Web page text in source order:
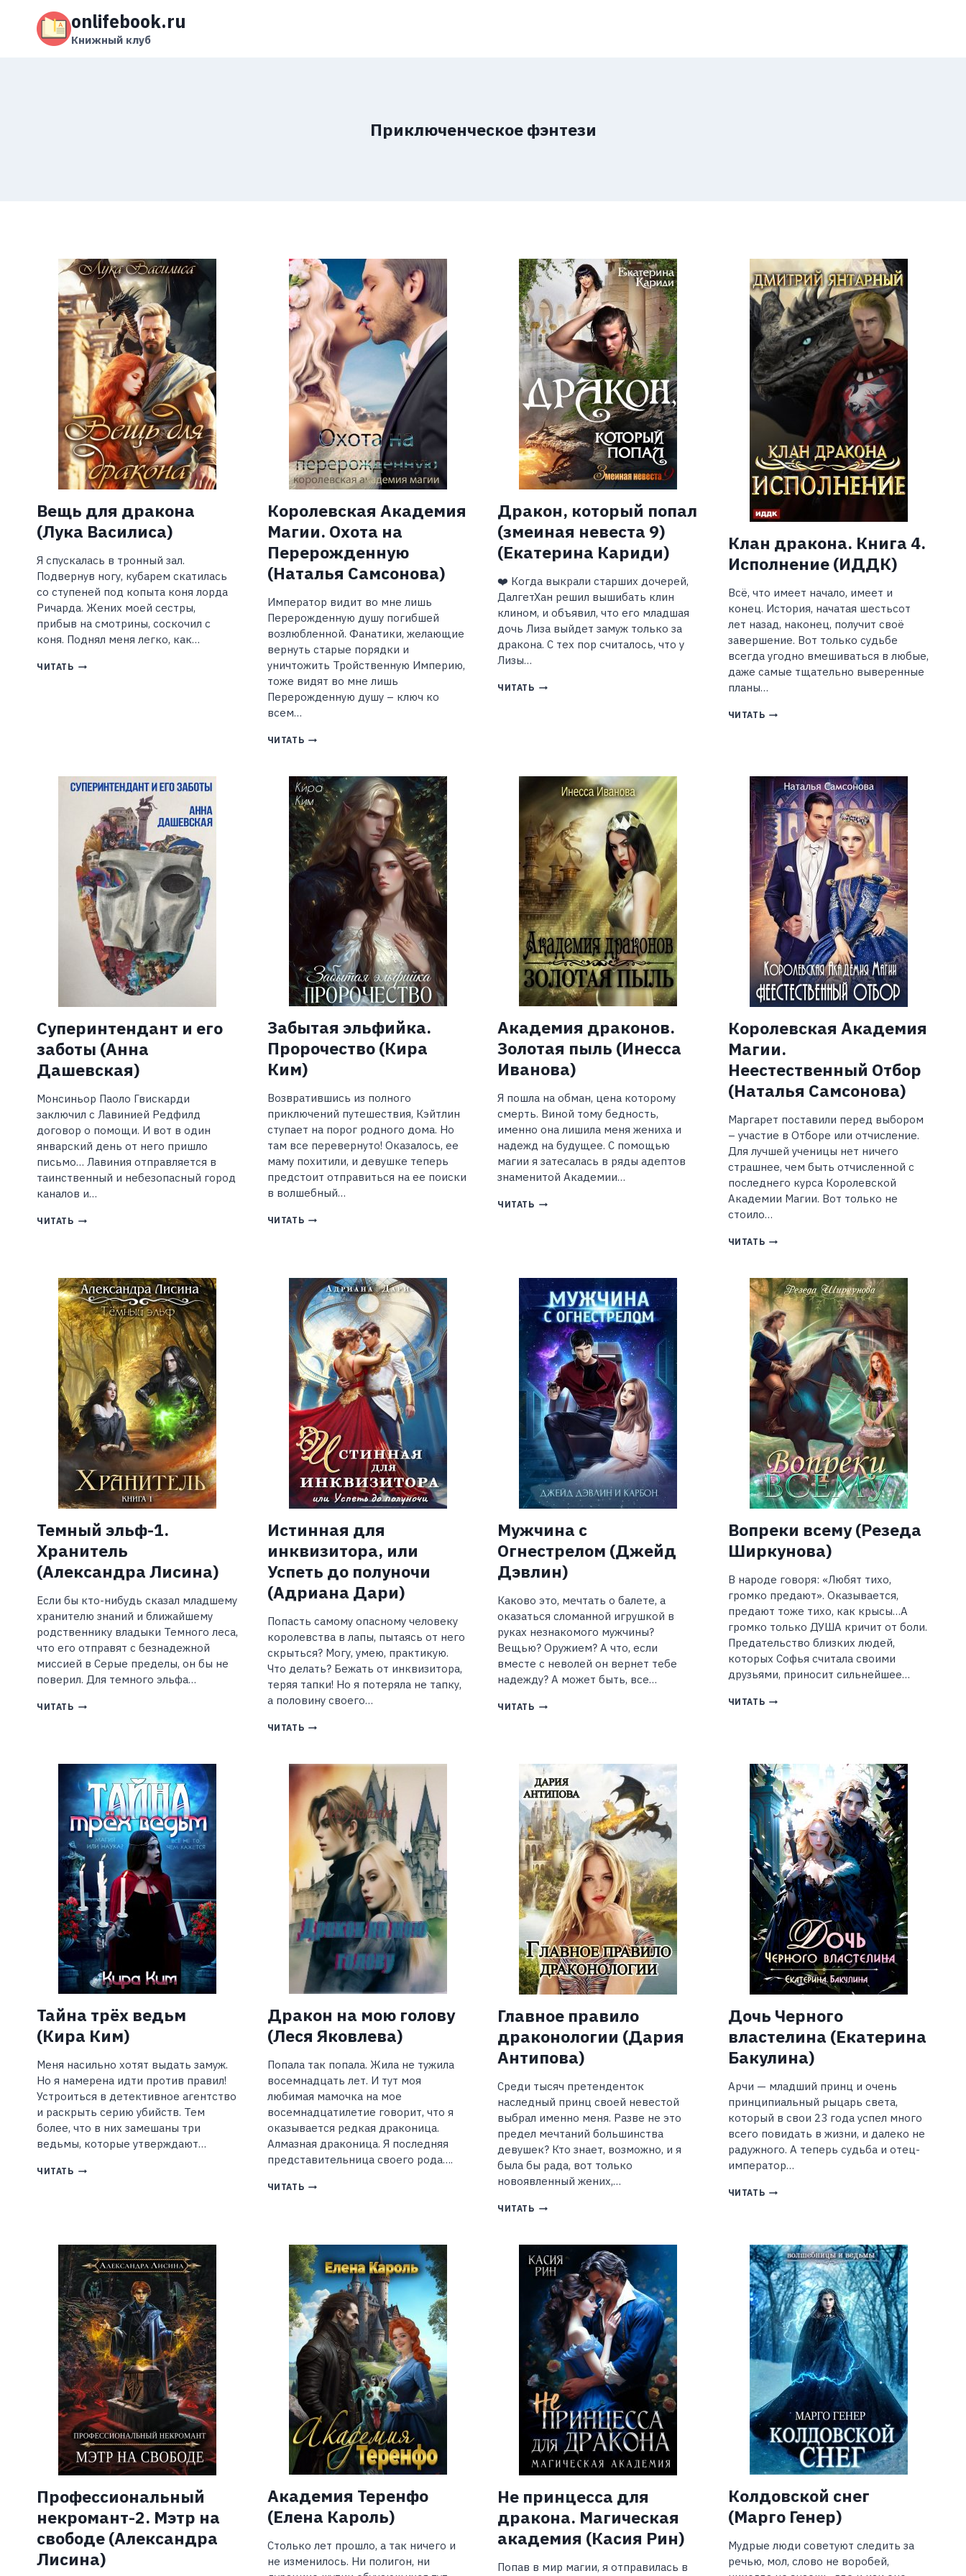
содержимому
onlifebook.ru
Книжный клуб
Приключенческое фэнтези
Вещь для дракона
(Лука Василиса)
Я спускалась в тронный зал.
Подвернув ногу, кубарем скатилась
со ступеней под копыта коня лорда
Ричарда. Жених моей сестры,
прибыв на смотрины, соскочил с
коня. Поднял меня легко, как…
ЧИТАТЬ ВЕЩЬ
Королевская Академия
Магии. Охота на
Перерожденную
(Наталья Самсонова)
Император видит во мне лишь
Перерожденную душу погибшей
возлюбленной. Фанатики, желающие
вернуть старые порядки и
уничтожить Тройственную Империю,
тоже видят во мне лишь
Перерожденную душу – ключ ко
всем…
ЧИТАТЬ КОРОЛЕВСКАЯ
ОХОТА
НА
ПЕРЕРОЖДЕННУЮ
(НАТАЛЬЯ
САМСОНОВА)
Дракон, который попал
(змеиная невеста 9)
(Екатерина Кариди)
❤️ Когда выкрали старших дочерей,
ДалгетХан решил вышибать клин
клином, и объявил, что его младшая
дочь Лиза выйдет замуж только за
дракона. С тех пор считалось, что у
Лизы…
ЧИТАТЬ ДРАКОН,
КАРИДИ)
Клан дракона. Книга 4.
Исполнение (ИДДК)
Всё, что имеет начало, имеет и
конец. История, начатая шестьсот
лет назад, наконец, получит своё
завершение. Вот только судьбе
всегда угодно вмешиваться в любые,
даже самые тщательно выверенные
планы…
ЧИТАТЬ КЛАН
(ИДДК)
Суперинтендант и его
заботы (Анна
Дашевская)
Монсиньор Паоло Гвискарди
заключил с Лавинией Редфилд
договор о помощи. И вот в один
январский день от него пришло
письмо… Лавиния отправляется в
таинственный и небезопасный город
каналов и…
ЧИТАТЬ СУПЕРИНТЕНДАНТ
ДАШЕВСКАЯ)
Забытая эльфийка.
Пророчество (Кира
Ким)
Возвратившись из полного
приключений путешествия, Кэйтлин
ступает на порог родного дома. Но
там все перевернуто! Оказалось, ее
маму похитили, и девушке теперь
предстоит отправиться на ее поиски
в волшебный…
ЧИТАТЬ ЗАБЫТАЯ
Академия драконов.
Золотая пыль (Инесса
Иванова)
Я пошла на обман, цена которому
смерть. Виной тому бедность,
именно она лишила меня жениха и
надежд на будущее. С помощью
магии я затесалась в ряды адептов
знаменитой Академии…
ЧИТАТЬ АКАДЕМИЯ
Королевская Академия
Магии.
Неестественный Отбор
(Наталья Самсонова)
Маргарет поставили перед выбором
– участие в Отборе или отчисление.
Для лучшей ученицы нет ничего
страшнее, чем быть отчисленной с
последнего курса Королевской
Академии Магии. Вот только не
стоило…
ЧИТАТЬ КОРОЛЕВСКАЯ
НЕЕСТЕСТВЕННЫЙ
ОТБОР
(НАТАЛЬЯ
САМСОНОВА)
Темный эльф-1.
Хранитель
(Александра Лисина)
Если бы кто-нибудь сказал младшему
хранителю знаний и ближайшему
родственнику владыки Темного леса,
что его отправят с безнадежной
миссией в Серые пределы, он бы не
поверил. Для темного эльфа…
ЧИТАТЬ ТЕМНЫЙ
Истинная для
инквизитора, или
Успеть до полуночи
(Адриана Дари)
Попасть самому опасному человеку
королевства в лапы, пытаясь от него
скрыться? Могу, умею, практикую.
Что делать? Бежать от инквизитора,
теряя тапки! Но я потеряла не тапку,
а половину своего…
ЧИТАТЬ ИСТИННАЯ
ИЛИ
УСПЕТЬ
ДО
ПОЛУНОЧИ
(АДРИАНА
ДАРИ)
Мужчина с
Огнестрелом (Джейд
Дэвлин)
Каково это, мечтать о балете, а
оказаться сломанной игрушкой в
руках незнакомого мужчины?
Вещью? Оружием? А что, если
вместе с неволей он вернет тебе
надежду? А может быть, все…
ЧИТАТЬ МУЖЧИНА
Вопреки всему (Резеда
Ширкунова)
В народе говоря: «Любят тихо,
громко предают». Оказывается,
предают тоже тихо, как крысы…А
громко только ДУША кричит от боли.
Предательство близких людей,
которых Софья считала своими
друзьями, приносит сильнейшее…
ЧИТАТЬ ВОПРЕКИ
Тайна трёх ведьм
(Кира Ким)
Меня насильно хотят выдать замуж.
Но я намерена идти против правил!
Устроиться в детективное агентство
и раскрыть серию убийств. Тем
более, что в них замешаны три
ведьмы, которые утверждают…
ЧИТАТЬ ТАЙНА
Дракон на мою голову
(Леся Яковлева)
Попала так попала. Жила не тужила
восемнадцать лет. И тут моя
любимая мамочка на мое
восемнадцатилетие говорит, что я
оказывается редкая драконица.
Алмазная драконица. Я последняя
представительница своего рода….
ЧИТАТЬ ДРАКОН
ЯКОВЛЕВА)
Главное правило
драконологии (Дария
Антипова)
Среди тысяч претенденток
наследный принц своей невестой
выбрал именно меня. Разве не это
предел мечтаний большинства
девушек? Кто знает, возможно, и я
была бы рада, вот только
новоявленный жених,…
ЧИТАТЬ ГЛАВНОЕ
(ДАРИЯ
АНТИПОВА)
Дочь Черного
властелина (Екатерина
Бакулина)
Арчи — младший принц и очень
принципиальный рыцарь света,
который в свои 23 года успел много
всего повидать в жизни, и далеко не
радужного. А теперь судьба и отец-
император…
ЧИТАТЬ ДОЧЬ
БАКУЛИНА)
Профессиональный
некромант-2. Мэтр на
свободе (Александра
Лисина)
Академия Теренфо
(Елена Кароль)
Столько лет прошло, а так ничего и
не изменилось. Ни полигон, ни
Не принцесса для
дракона. Магическая
академия (Касия Рин)
Попав в мир магии, я отправилась в
Колдовской снег
(Марго Генер)
Мудрые люди советуют следить за
речью, мол, слово не воробей,